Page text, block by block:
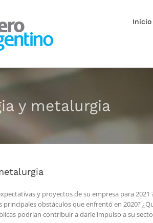
Inicio
y metalurgia
y proyectos de su empresa para 2021
principales obstáculos que enfrentó en 2020?
podrían contribuir a darle impulso a su